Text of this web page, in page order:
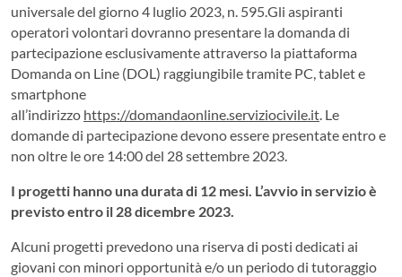
universale del giorno 4 luglio 2023, n. 595.Gli aspiranti
operatori volontari dovranno presentare la domanda di
partecipazione esclusivamente attraverso la piattaforma
Domanda on Line (DOL) raggiungibile tramite PC, tablet e
smartphone
all’indirizzo https://domandaonline.serviziocivile.it. Le
domande di partecipazione devono essere presentate entro e
non oltre le ore 14:00 del 28 settembre 2023.
I progetti hanno una durata di 12 mesi. L’avvio in servizio è
previsto entro il 28 dicembre 2023.
Alcuni progetti prevedono una riserva di posti dedicati ai
giovani con minori opportunità e/o un periodo di tutoraggio